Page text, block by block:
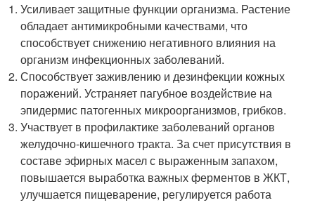
Усиливает защитные функции организма. Растение
обладает антимикробными качествами, что
способствует снижению негативного влияния на
организм инфекционных заболеваний.
Способствует заживлению и дезинфекции кожных
поражений. Устраняет пагубное воздействие на
эпидермис патогенных микроорганизмов, грибков.
Участвует в профилактике заболеваний органов
желудочно-кишечного тракта. За счет присутствия в
составе эфирных масел с выраженным запахом,
повышается выработка важных ферментов в ЖКТ,
улучшается пищеварение, регулируется работа